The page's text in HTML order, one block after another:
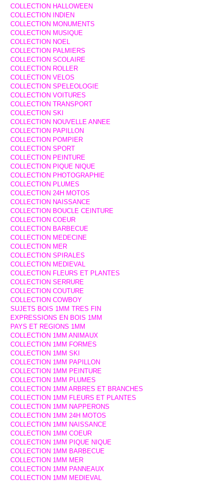
COLLECTION HALLOWEEN
COLLECTION INDIEN
COLLECTION MONUMENTS
COLLECTION MUSIQUE
COLLECTION NOEL
COLLECTION PALMIERS
COLLECTION SCOLAIRE
COLLECTION ROLLER
COLLECTION VELOS
COLLECTION SPELEOLOGIE
COLLECTION VOITURES
COLLECTION TRANSPORT
COLLECTION SKI
COLLECTION NOUVELLE ANNEE
COLLECTION PAPILLON
COLLECTION POMPIER
COLLECTION SPORT
COLLECTION PEINTURE
COLLECTION PIQUE NIQUE
COLLECTION PHOTOGRAPHIE
COLLECTION PLUMES
COLLECTION 24H MOTOS
COLLECTION NAISSANCE
COLLECTION BOUCLE CEINTURE
COLLECTION COEUR
COLLECTION BARBECUE
COLLECTION MEDECINE
COLLECTION MER
COLLECTION SPIRALES
COLLECTION MEDIEVAL
COLLECTION FLEURS ET PLANTES
COLLECTION SERRURE
COLLECTION COUTURE
COLLECTION COWBOY
SUJETS BOIS 1MM TRES FIN
EXPRESSIONS EN BOIS 1MM
PAYS ET REGIONS 1MM
COLLECTION 1MM ANIMAUX
COLLECTION 1MM FORMES
COLLECTION 1MM SKI
COLLECTION 1MM PAPILLON
COLLECTION 1MM PEINTURE
COLLECTION 1MM PLUMES
COLLECTION 1MM ARBRES ET BRANCHES
COLLECTION 1MM FLEURS ET PLANTES
COLLECTION 1MM NAPPERONS
COLLECTION 1MM 24H MOTOS
COLLECTION 1MM NAISSANCE
COLLECTION 1MM COEUR
COLLECTION 1MM PIQUE NIQUE
COLLECTION 1MM BARBECUE
COLLECTION 1MM MER
COLLECTION 1MM PANNEAUX
COLLECTION 1MM MEDIEVAL